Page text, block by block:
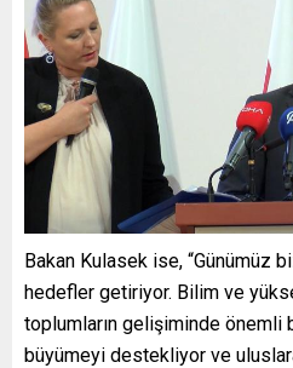
Bakan Kulasek ise, “Günümüz
hedefler getiriyor. Bilim ve
toplumların gelişiminde önemli
büyümeyi destekliyor ve